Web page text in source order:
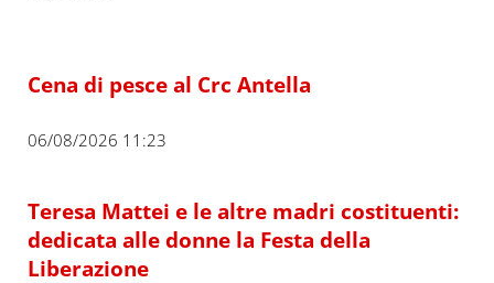
Cena di pesce al Crc Antella
06/08/2026 11:23
Teresa Mattei e le altre madri costituenti:
dedicata alle donne la Festa della
Liberazione